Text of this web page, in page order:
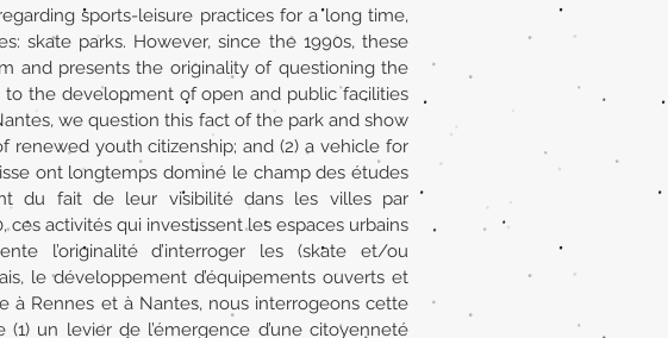
sports-leisure practices for a long time,
skate parks. However, since the 1990s, these
and presents the originality of questioning the
to the development of open and public facilities
we question this fact of the park and show
renewed youth citizenship; and (2) a vehicle for
ont longtemps dominé le champ des études
du fait de leur visibilité dans les villes par
ces activités qui investissent les espaces urbains
l’originalité d’interroger les (skate et/ou
le développement d’équipements ouverts et
à Rennes et à Nantes, nous interrogeons cette
un levier de l’émergence d’une citoyenneté